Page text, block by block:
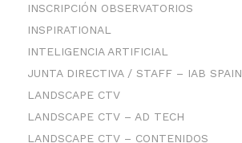
INSCRIPCIÓN OBSERVATORIOS
INSPIRATIONAL
INTELIGENCIA ARTIFICIAL
JUNTA DIRECTIVA / STAFF – IAB SPAIN
LANDSCAPE CTV
LANDSCAPE CTV – AD TECH
LANDSCAPE CTV – CONTENIDOS